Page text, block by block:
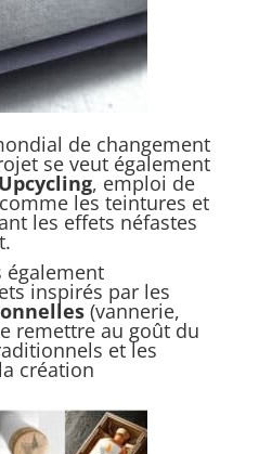
de changement
se veut également
Upcycling, emploi de
les teintures et
les effets néfastes
également
inspirés par les
(vannerie,
remettre au goût du
et les
création